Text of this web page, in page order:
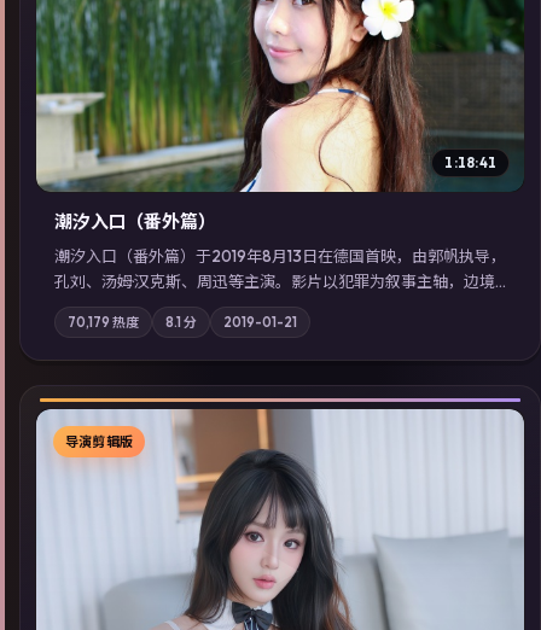
▶
1:18:41
潮汐入口（番外篇）
潮汐入口（番外篇）于2019年8月13日在德国首映，由郭帆执导，
孔刘、汤姆·汉克斯、周迅等主演。影片以犯罪为叙事主轴，边境
小镇的平静被一封匿名信彻底打破；摄影与配乐强化地域气质；
站内亦可通过「国产免费观看高清电视剧在线看」延展检索同类
型高分佳作，畅享高清在线追剧体验。
70,179 热度 8.1 分 2019-01-21
▶
导演剪辑版